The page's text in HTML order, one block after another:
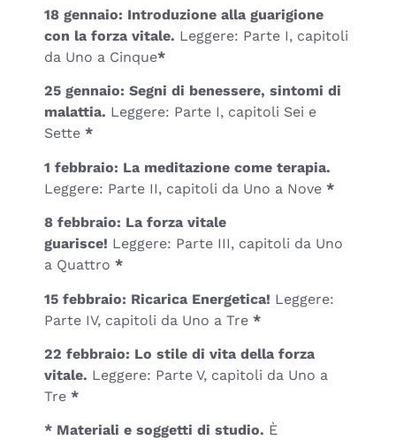
18 gennaio: Introduzione alla guarigione
con la forza vitale. Leggere: Parte I, capitoli
da Uno a Cinque*
25 gennaio: Segni di benessere, sintomi di
malattia. Leggere: Parte I, capitoli Sei e
Sette *
1 febbraio: La meditazione come terapia.
Leggere: Parte II, capitoli da Uno a Nove *
8 febbraio: La forza vitale
guarisce! Leggere: Parte III, capitoli da Uno
a Quattro *
15 febbraio: Ricarica Energetica! Leggere:
Parte IV, capitoli da Uno a Tre *
22 febbraio: Lo stile di vita della forza
vitale. Leggere: Parte V, capitoli da Uno a
Tre *
* Materiali e soggetti di studio. È